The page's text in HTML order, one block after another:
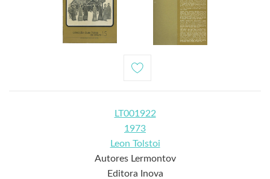
LT001922
1973
Leon Tolstoi
Autores Lermontov
Editora Inova